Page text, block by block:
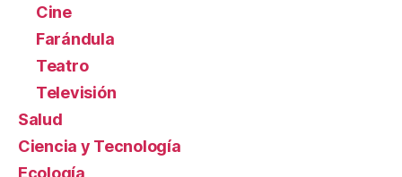
Cine
Farándula
Teatro
Televisión
Salud
Ciencia y Tecnología
Ecología